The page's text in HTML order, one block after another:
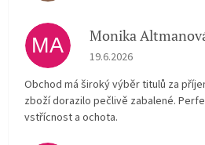
MA Monika
Hodnocení obchodu je 5
19.6.2026
Obchod má široký výběr titulů za
zboží dorazilo pečlivě zabalené.
vstřícnost a ochota.